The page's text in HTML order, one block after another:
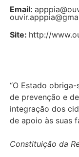
Email:
Site: http://
“O Estado
de prevenção e
integração dos
de apoio às suas
Constituição da